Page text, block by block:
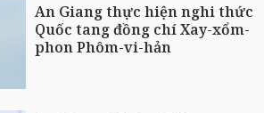
An Giang thực hiện nghi thức
Quốc tang đồng chí Xay-xổm-
phon Phôm-vi-hản